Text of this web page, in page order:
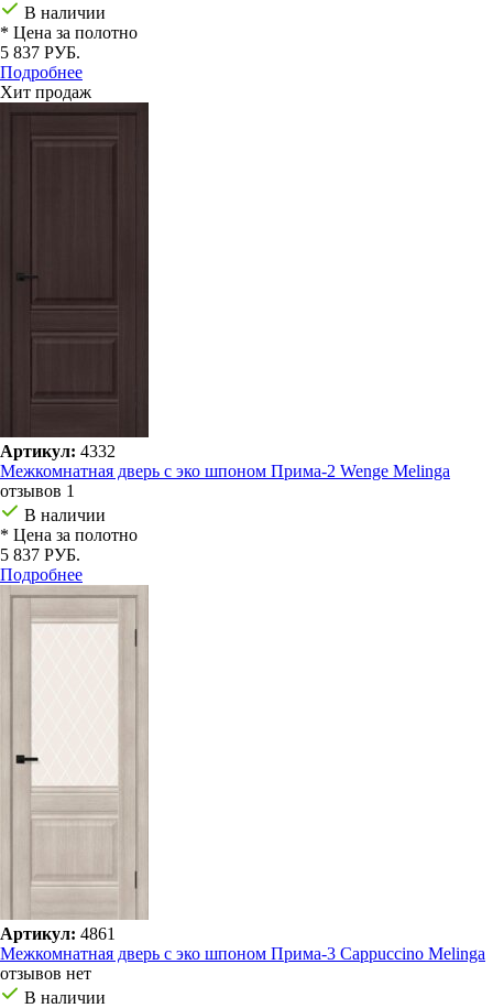
В наличии
* Цена за полотно
5 837 РУБ.
Подробнее
Хит продаж
Артикул: 4332
Межкомнатная дверь с эко шпоном Прима-2 Wenge Melinga
отзывов 1
В наличии
* Цена за полотно
5 837 РУБ.
Подробнее
Артикул: 4861
Межкомнатная дверь с эко шпоном Прима-3 Cappuccino Melinga
отзывов нет
В наличии